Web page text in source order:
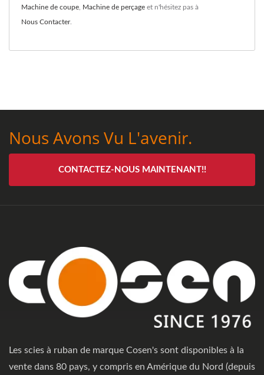
Machine de coupe Machine de perçage et n'hésitez pas à
Nous Contacter.
Nous Avons Vu L'avenir.
CONTACTEZ-NOUS MAINTENANT!!
Les scies à ruban de marque Cosen's sont disponibles à la
vente dans 80 pays, y compris en Amérique du Nord (depuis